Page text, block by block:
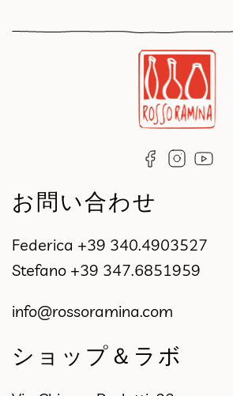
お問い合わせ
Federica +39 340.4903527
Stefano +39 347.6851959
info@rossoramina.com
ショップ＆ラボ